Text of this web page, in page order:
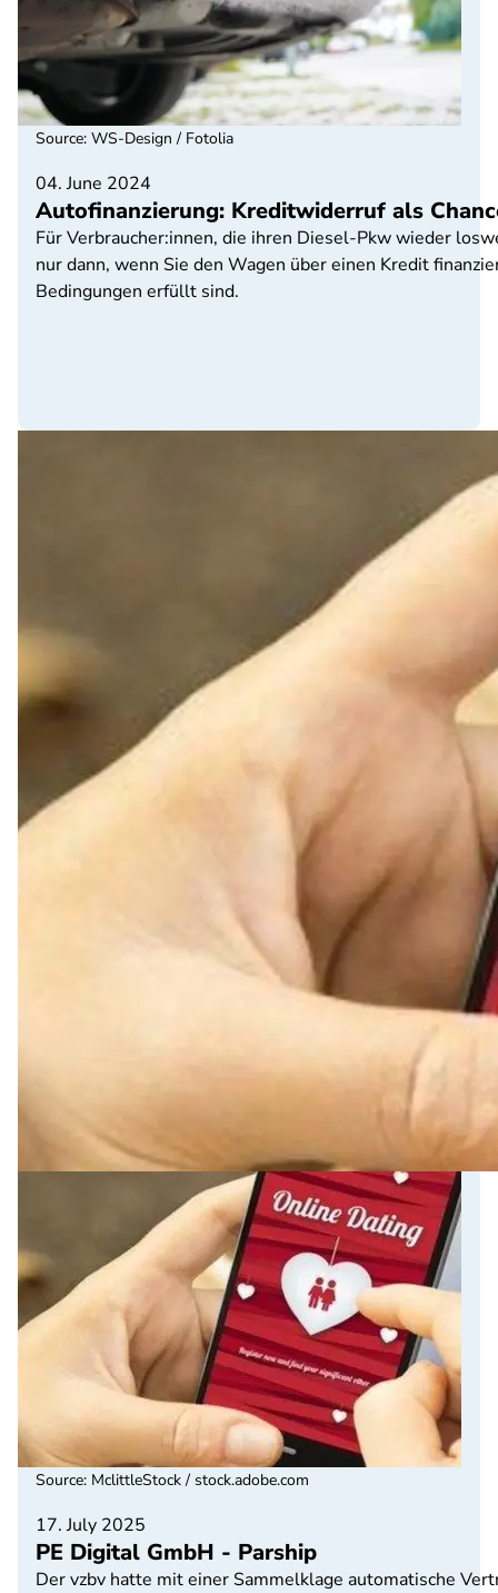
04. June 2024
Autofinanzierung: Kreditwiderruf als
Für Verbraucher:innen, die ihren Diesel-Pkw wieder
nur dann, wenn Sie den Wagen über einen Kredit
Bedingungen erfüllt sind.
Source: WS-Design / Fotolia
17. July 2025
PE Digital GmbH - Parship
Der vzbv hatte mit einer Sammelklage automatische
Source: MclittleStock / stock.adobe.com